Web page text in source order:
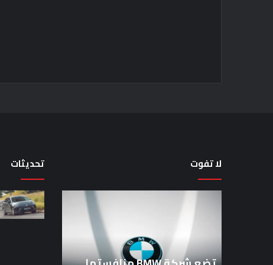
لا تفوت
تضع
منافستها
من
الفئة
لماذا
من
المشاركة
تحديثات